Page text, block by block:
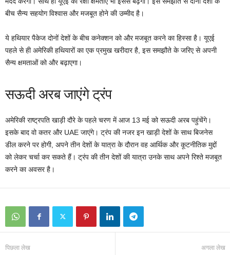
बीच सैन्य सहयोग विश्वास और मजबूत होने की उम्मीद है।
ये हथियार पैकेज दोनों देशों के बीच कनेक्शन को और मजबूत करने का हिस्सा है। यूएई
पहले से ही अमेरिकी हथियारों का एक प्रमुख खरीदार है, इस समझौते के जरिए से अपनी
सैन्य क्षमताओं को और बढ़ाएगा।
सऊदी अरब जाएंगे ट्रंप
अमेरिकी राष्ट्रपति खाड़ी दौरे के पहले चरण में आज 13 मई को सऊदी अरब पहुंचेंगे।
इसके बाद वो कतर और UAE जाएंगे। ट्रंप की नजर इन खाड़ी देशों के साथ बिजनेस
डील करने पर होगी, अपने तीन देशों के यात्रा के दौरान वह आर्थिक और कूटनीतिक मुद्दों
को लेकर चर्चा कर सकते हैं। ट्रंप की तीन देशों की यात्रा उनके साथ अपने रिश्ते मजबूत
करने का अवसर है।
पिछला लेख अगला लेख